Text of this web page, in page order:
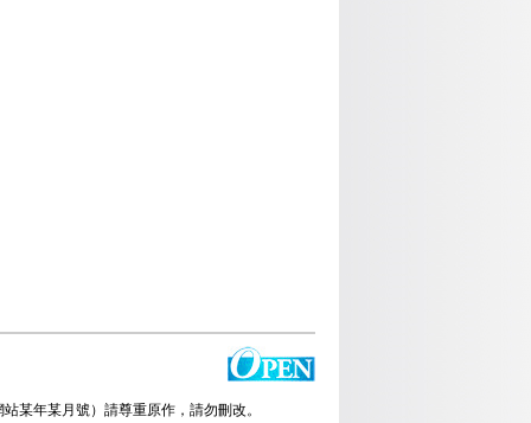
某年某月號）請尊重原作，請勿刪改。